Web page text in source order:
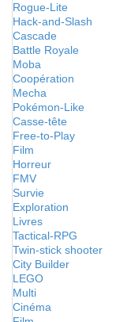
Rogue-Lite
Hack-and-Slash
Cascade
Battle Royale
Moba
Coopération
Mecha
Pokémon-Like
Casse-tête
Free-to-Play
Film
Horreur
FMV
Survie
Exploration
Livres
Tactical-RPG
Twin-stick shooter
City Builder
LEGO
Multi
Cinéma